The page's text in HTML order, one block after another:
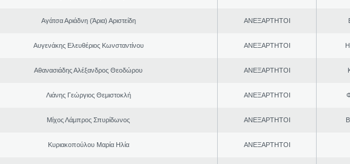
Αγάτσα Αριάδνη (Άρια) Αριστείδη ΑΝΕΞΑΡΤΗΤΟΙ
Αυγενάκης Ελευθέριος Κωνσταντίνου ΑΝΕΞΑΡΤΗΤΟΙ
Αθανασιάδης Αλέξανδρος Θεοδώρου ΑΝΕΞΑΡΤΗΤΟΙ
Λιάνης Γεώργιος Θεμιστοκλή ΑΝΕΞΑΡΤΗΤΟΙ
Μίχος Λάμπρος Σπυρίδωνος ΑΝΕΞΑΡΤΗΤΟΙ
Κυριακοπούλου Μαρία Ηλία ΑΝΕΞΑΡΤΗΤΟΙ